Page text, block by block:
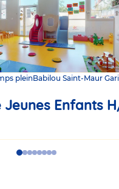
pleinBabilou Saint-Maur
Jeunes Enfants
GoGoGoGoGoGo
GoGo